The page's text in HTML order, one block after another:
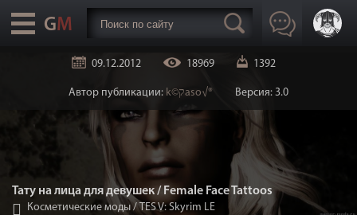
09.12.2012 18969 1392
Автор публикации: k©קaso√® Версия: 3.0
Тату на лица для девушек / Female Face Tattoos
Косметические моды/TES V: Skyrim LE